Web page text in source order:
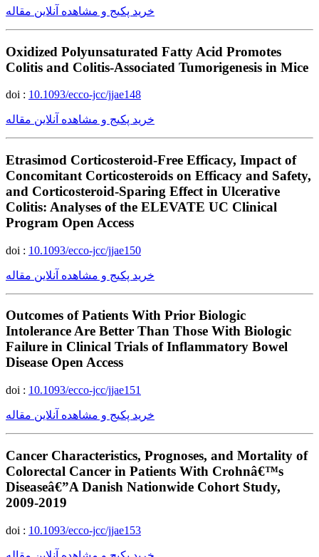
خرید پکیج و مشاهده آنلاین مقاله
Oxidized Polyunsaturated Fatty Acid Promotes
Colitis and Colitis-Associated Tumorigenesis in Mice
doi : 10.1093/ecco-jcc/jjae148
خرید پکیج و مشاهده آنلاین مقاله
Etrasimod Corticosteroid-Free Efficacy, Impact of
Concomitant Corticosteroids on Efficacy and Safety,
and Corticosteroid-Sparing Effect in Ulcerative
Colitis: Analyses of the ELEVATE UC Clinical
Program Open Access
doi : 10.1093/ecco-jcc/jjae150
خرید پکیج و مشاهده آنلاین مقاله
Outcomes of Patients With Prior Biologic
Intolerance Are Better Than Those With Biologic
Failure in Clinical Trials of Inflammatory Bowel
Disease Open Access
doi : 10.1093/ecco-jcc/jjae151
خرید پکیج و مشاهده آنلاین مقاله
Cancer Characteristics, Prognoses, and Mortality of
Colorectal Cancer in Patients With Crohnâ€™s
Diseaseâ€”A Danish Nationwide Cohort Study,
2009-2019
doi : 10.1093/ecco-jcc/jjae153